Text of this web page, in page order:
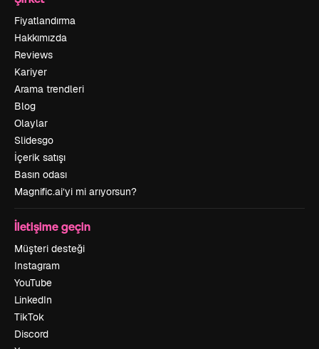
Fiyatlandırma
Hakkımızda
Reviews
Kariyer
Arama trendleri
Blog
Olaylar
Slidesgo
İçerik satışı
Basın odası
Magnific.ai’yi mi arıyorsun?
İletişime geçin
Müşteri desteği
Instagram
YouTube
LinkedIn
TikTok
Discord